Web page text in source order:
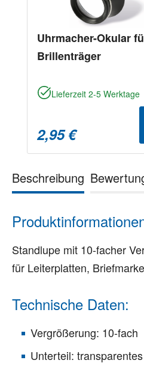
Uhrmacher-Okular
Brillenträger
Lieferzeit 2-5 Werktage
2,95 €
Beschreibung
Standlupe mit 10-facher
für Leiterplatten,
Technische Daten:
Vergrößerung: 10-fach
Unterteil: